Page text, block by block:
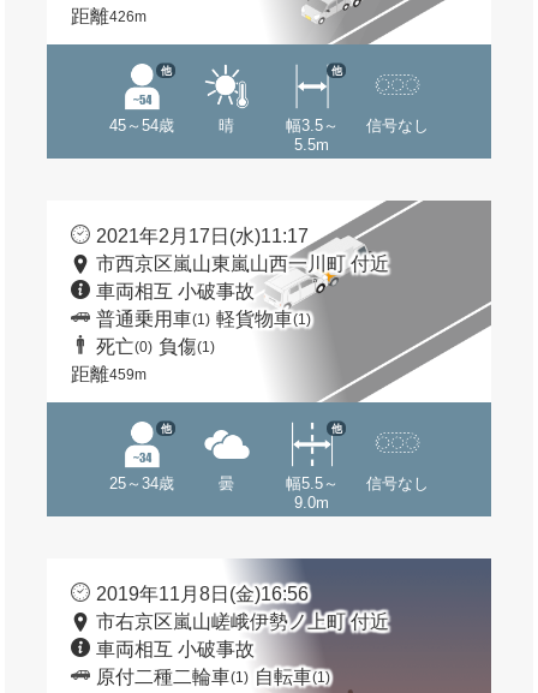
距離426m
45～54歳
他
晴
幅3.5～
5.5m
他
信号なし
2021年2月17日(水)11:17
市西京区嵐山東嵐山西一川町 付近
車両相互 小破事故
普通乗用車(1) 軽貨物車(1)
死亡(0) 負傷(1)
距離459m
25～34歳
他
曇
幅5.5～
9.0m
他
信号なし
2019年11月8日(金)16:56
市右京区嵐山嵯峨伊勢ノ上町 付近
車両相互 小破事故
原付二種二輪車(1) 自転車(1)